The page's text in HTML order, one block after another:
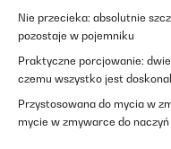
Nie przecieka: absolutnie
pozostaje w pojemniku
Praktyczne porcjowanie:
czemu wszystko jest
Przystosowana do mycia w
mycie w zmywarce do naczyń